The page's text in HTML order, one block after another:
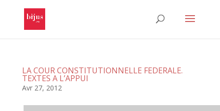
LA COUR CONSTITUTIONNELLE FEDERALE.
TEXTES A L’APPUI
Avr 27, 2012